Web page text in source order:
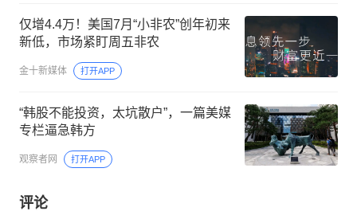
仅增4.4万！美国7月“小非农”创年初来
新低，市场紧盯周五非农
金十新媒体 打开APP
“韩股不能投资，太坑散户”，一篇美媒
专栏逼急韩方
观察者网 打开APP
评论